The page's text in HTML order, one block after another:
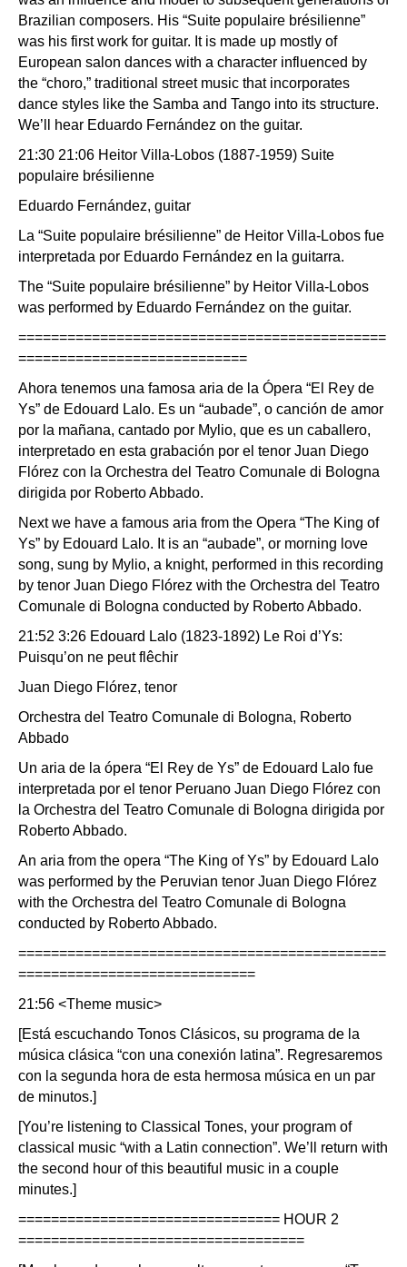
Brazilian composers. His “Suite populaire brésilienne”
was his first work for guitar. It is made up mostly of
European salon dances with a character influenced by
the “choro,” traditional street music that incorporates
dance styles like the Samba and Tango into its structure.
We’ll hear Eduardo Fernández on the guitar.
21:30 21:06 Heitor Villa-Lobos (1887-1959) Suite
populaire brésilienne
Eduardo Fernández, guitar
La “Suite populaire brésilienne” de Heitor Villa-Lobos fue
interpretada por Eduardo Fernández en la guitarra.
The “Suite populaire brésilienne” by Heitor Villa-Lobos
was performed by Eduardo Fernández on the guitar.
=============================================
============================
Ahora tenemos una famosa aria de la Ópera “El Rey de
Ys” de Edouard Lalo. Es un “aubade”, o canción de amor
por la mañana, cantado por Mylio, que es un caballero,
interpretado en esta grabación por el tenor Juan Diego
Flórez con la Orchestra del Teatro Comunale di Bologna
dirigida por Roberto Abbado.
Next we have a famous aria from the Opera “The King of
Ys” by Edouard Lalo. It is an “aubade”, or morning love
song, sung by Mylio, a knight, performed in this recording
by tenor Juan Diego Flórez with the Orchestra del Teatro
Comunale di Bologna conducted by Roberto Abbado.
21:52 3:26 Edouard Lalo (1823-1892) Le Roi d’Ys:
Puisqu’on ne peut flêchir
Juan Diego Flórez, tenor
Orchestra del Teatro Comunale di Bologna, Roberto
Abbado
Un aria de la ópera “El Rey de Ys” de Edouard Lalo fue
interpretada por el tenor Peruano Juan Diego Flórez con
la Orchestra del Teatro Comunale di Bologna dirigida por
Roberto Abbado.
An aria from the opera “The King of Ys” by Edouard Lalo
was performed by the Peruvian tenor Juan Diego Flórez
with the Orchestra del Teatro Comunale di Bologna
conducted by Roberto Abbado.
=============================================
=============================
21:56 <Theme music>
[Está escuchando Tonos Clásicos, su programa de la
música clásica “con una conexión latina”. Regresaremos
con la segunda hora de esta hermosa música en un par
de minutos.]
[You’re listening to Classical Tones, your program of
classical music “with a Latin connection”. We’ll return with
the second hour of this beautiful music in a couple
minutes.]
================================ HOUR 2
===================================